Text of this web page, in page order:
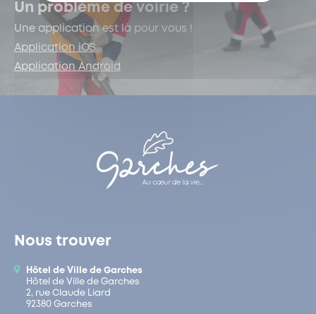
Un problème de voirie ?
Une application est là pour vous !
Application iOS
Application Android
Nous trouver
Hôtel de Ville de Garches
Hôtel de Ville de Garches
2, rue Claude Liard
92380 Garches